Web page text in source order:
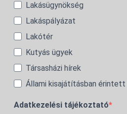
Lakásügynökség
Lakáspályázat
Lakótér
Kutyás ügyek
Társasházi hírek
Állami kisajátításban érintett
Adatkezelési tájékoztató